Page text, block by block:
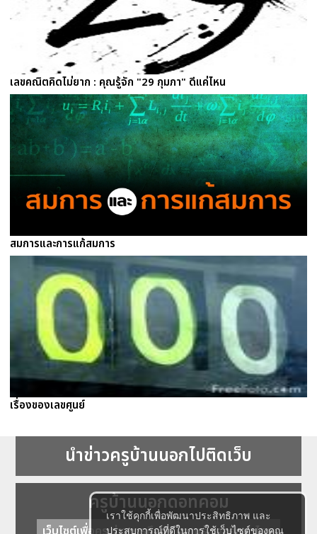
เราใช้คุกกี้เพื่อพัฒนาประสิทธิภาพ และ
ประสบการณ์ที่ดีในการใช้เว็บไซต์ของคุณ
เลขคณิตคิดไม่ยาก : คุณรู้จัก "29 กุมภา" ดีแค่ไหน
สมการและการแก้สมการ
เรื่องของเลขศูนย์
นำข่าวครูบ้านนอกไปติดเว็บ
ครูบ้านนอกดอทคอม